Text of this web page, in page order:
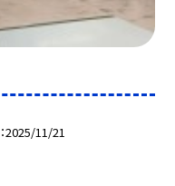
2025/11/21